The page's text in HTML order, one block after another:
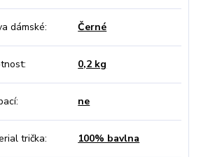
dámské Černé
0,2 kg
ne
trička 100% bavlna